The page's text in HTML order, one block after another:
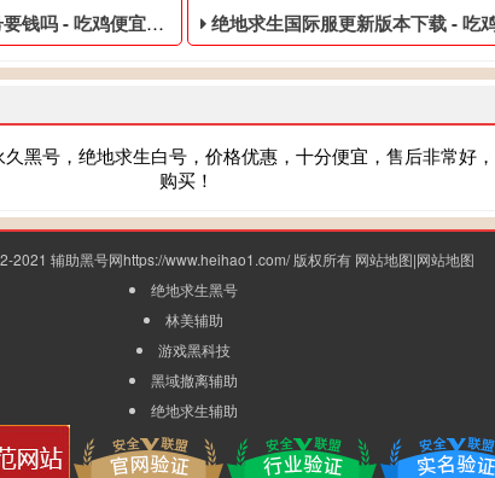
吗 - 吃鸡便宜的黑号 绝地求生国际服更新版本下载 - 吃鸡免费的永久黑
黑号，绝地求生白号，价格优惠，十分便宜，售后非常好
购买！
2021 辅助黑号网https://www.heihao1.com/ 版权所有 网站地图|网站地图
绝地求生黑号
林美辅助
游戏黑科技
黑域撤离辅助
绝地求生辅助